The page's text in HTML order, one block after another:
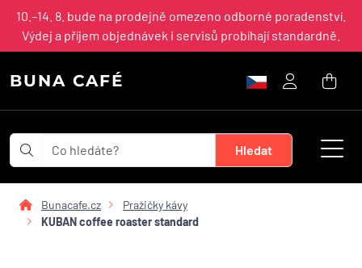
10.–14. 8. bude na prodejně omezeno odborné poradenství.
Výdej a příjem objednávek i servisů probíhají standardně.
BUNA CAFÉ
Bunacafe.cz
Pražičky kávy
KUBAN coffee roaster standard